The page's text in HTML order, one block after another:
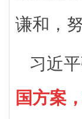
谦和，
习近
国方案